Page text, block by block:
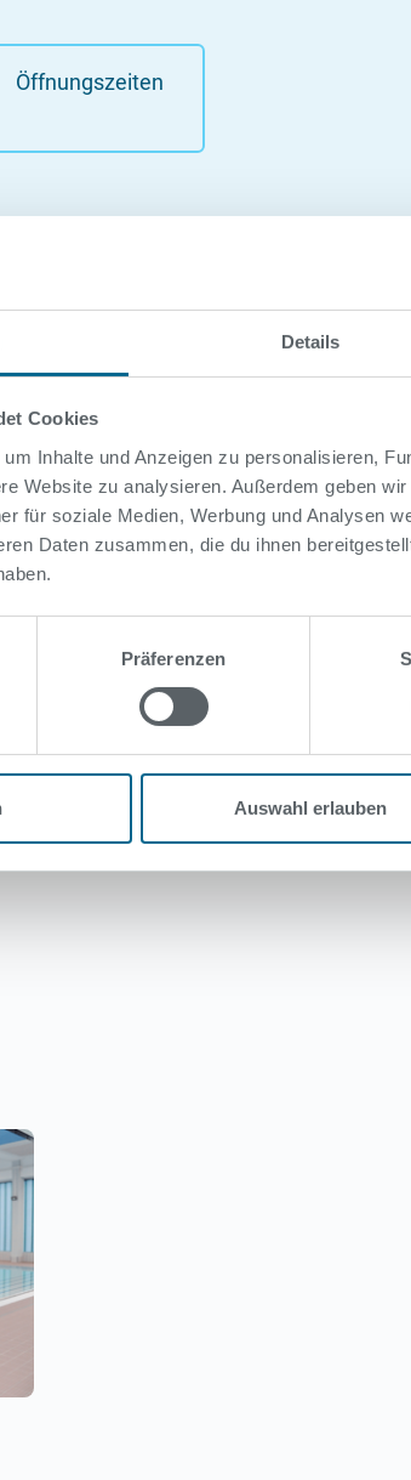
Details
Cookies
Inhalte und Anzeigen zu personalisieren,
Website zu analysieren. Außerdem geben
für soziale Medien, Werbung und Analysen
Daten zusammen, die du ihnen
Präferenzen
Auswahl erlauben
Öffnungszeiten
- 23.08.26
vor Ende der Öffnungszeit.
Öffnungszeit.